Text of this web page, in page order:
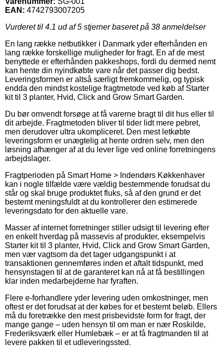
EAN: 4742793007205
Vurderet til 4.1 ud af 5 stjerner baseret på 38 anmeldelser
En lang række netbutikker i Danmark yder efterhånden en
lang række forskellige muligheder for fragt. En af de mest
benyttede er efterhånden pakkeshops, fordi du dermed nemt
kan hente din nyindkøbte vare når det passer dig bedst.
Leveringsformen er altså særligt fremkommelig, og typisk
endda den mindst kostelige fragtmetode ved køb af Starter
kit til 3 planter, Hvid, Click and Grow Smart Garden.
Du bør omvendt forsøge at få varerne bragt til dit hus eller til
dit arbejde. Fragtmetoden bliver til tider lidt mere pebret,
men derudover ultra ukompliceret. Den mest letkøbte
leveringsform er unægtelig at hente ordren selv, men den
løsning afhænger af at du lever lige ved online forretningens
arbejdslager.
Fragtperioden på Smart Home > Indendørs Køkkenhaver
kan i nogle tilfælde være vældig bestemmende forudsat du
står og skal bruge produktet fluks, så af den grund er det
bestemt meningsfuldt at du kontrollerer den estimerede
leveringsdato for den aktuelle vare.
Masser af internet forretninger stiller udsigt til levering efter
en enkelt hverdag på massevis af produkter, eksempelvis
Starter kit til 3 planter, Hvid, Click and Grow Smart Garden,
men vær vagtsom da det tager udgangspunkt i at
transaktionen gennemføres inden et aftalt tidspunkt, med
hensynstagen til at de garanteret kan nå at få bestillingen
klar inden medarbejderne har fyraften.
Flere e-forhandlere yder levering uden omkostninger, men
oftest er det forudsat at der købes for et bestemt beløb. Ellers
må du foretrække den mest prisbevidste form for fragt, der
mange gange – uden hensyn til om man er nær Roskilde,
Frederiksværk eller Humlebæk – er at få fragtmanden til at
levere pakken til et udleveringssted.